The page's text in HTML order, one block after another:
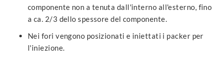
componente non a tenuta dall'interno all'esterno, fino
a ca. 2/3 dello spessore del componente.
Nei fori vengono posizionati e iniettati i packer per
l'iniezione.